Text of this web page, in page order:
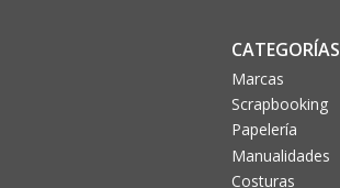
CATEGORÍAS
Marcas
Scrapbooking
Papelería
Manualidades
Costuras